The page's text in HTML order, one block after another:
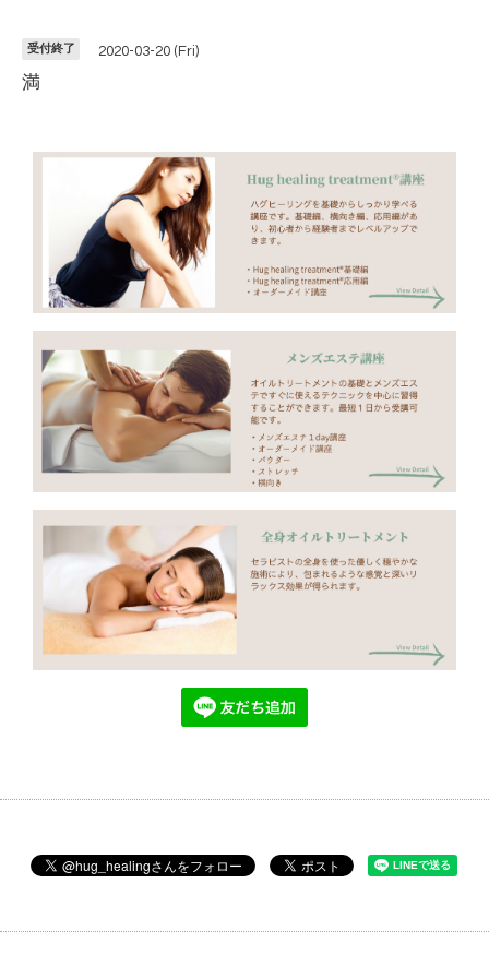
受付終了 2020-03-20 (Fri)
満